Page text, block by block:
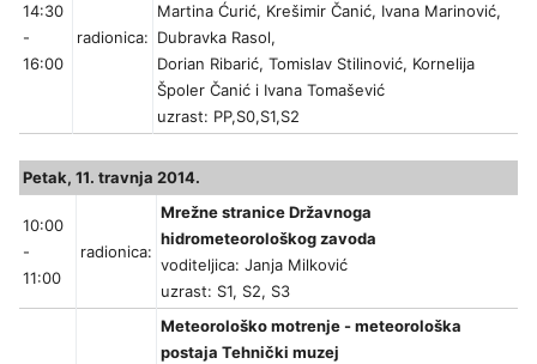
14:30
-
16:00
radionica:
Martina Ćurić, Krešimir Čanić, Ivana Marinović,
Dubravka Rasol,
Dorian Ribarić, Tomislav Stilinović, Kornelija
Špoler Čanić i Ivana Tomašević
uzrast: PP,S0,S1,S2
Petak, 11. travnja 2014.
10:00
-
11:00
radionica:
Mrežne stranice Državnoga
hidrometeorološkog zavoda
voditeljica: Janja Milković
uzrast: S1, S2, S3
Meteorološko motrenje - meteorološka
postaja Tehnički muzej